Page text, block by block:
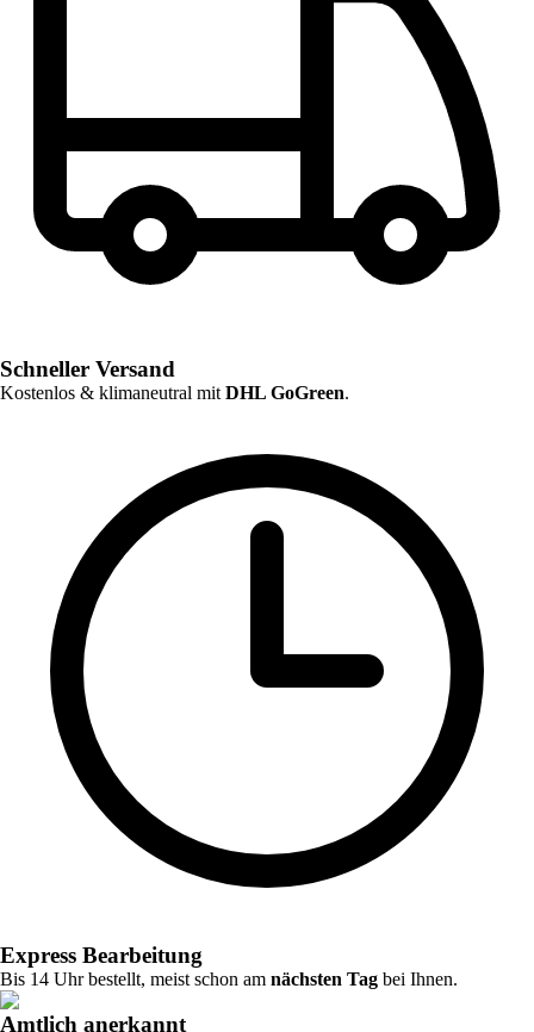
Schneller Versand
Kostenlos & klimaneutral mit DHL GoGreen.
Express Bearbeitung
Bis 14 Uhr bestellt, meist schon am nächsten Tag bei Ihnen.
Amtlich anerkannt